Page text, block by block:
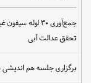
جمع‌آوری ۳۰ لوله
تحقق عدالت آبی
برگزاری جلسه هم اندیشی